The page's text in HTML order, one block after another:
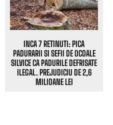
INCA 7 RETINUTI: PICA
PADURARII SI SEFII DE OCOALE
SILVICE CA PADURILE DEFRISATE
ILEGAL. PREJUDICIU DE 2,6
MILIOANE LEI